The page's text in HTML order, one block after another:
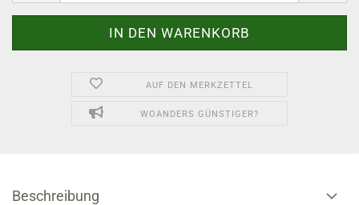
AUF DEN MERKZETTEL
WOANDERS GÜNSTIGER?
Beschreibung